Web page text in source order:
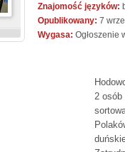
Znajomość języków:
Opublikowany: 7
Wygasa: Ogłoszenie
2